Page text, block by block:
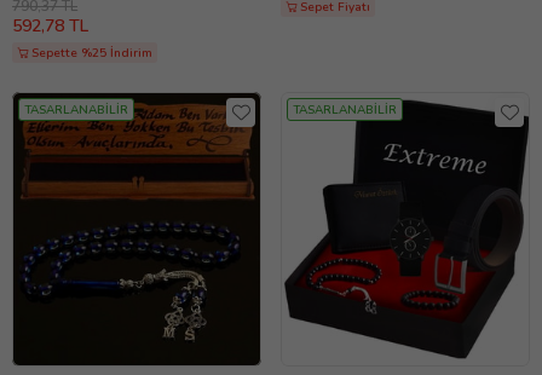
790,37 TL
592,78 TL
Sepette %25 İndirim
Sepet Fiyatı
TASARLANABİLİR TASARLANABİLİR